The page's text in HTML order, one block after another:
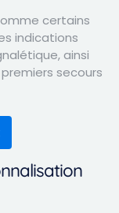
certains
indications
ainsi
secours